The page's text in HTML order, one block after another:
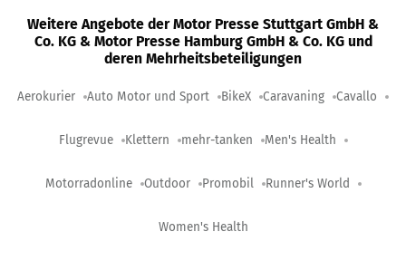
Weitere Angebote der Motor Presse Stuttgart GmbH &
Co. KG & Motor Presse Hamburg GmbH & Co. KG und
deren Mehrheitsbeteiligungen
Aerokurier Auto Motor und Sport BikeX Caravaning Cavallo
Flugrevue Klettern mehr-tanken Men's Health
Motorradonline Outdoor Promobil Runner's World
Women's Health